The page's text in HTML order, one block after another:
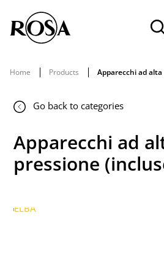
Home Products Apparecchi ad
Go back to categories
Apparecchi ad
pressione